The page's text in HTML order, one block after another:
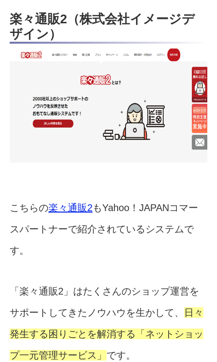
楽々通販2（株式会社イメージデ
ザイン）
こちらの楽々通販2もYahoo！JAPANコマー
スパートナーで紹介されているシステムで
す。
「楽々通販2」はたくさんのショップ運営を
サポートしてきたノウハウを生かして、
日々
発生する困りごとを解消する「ネットショッ
プ一元管理サービス」 です。